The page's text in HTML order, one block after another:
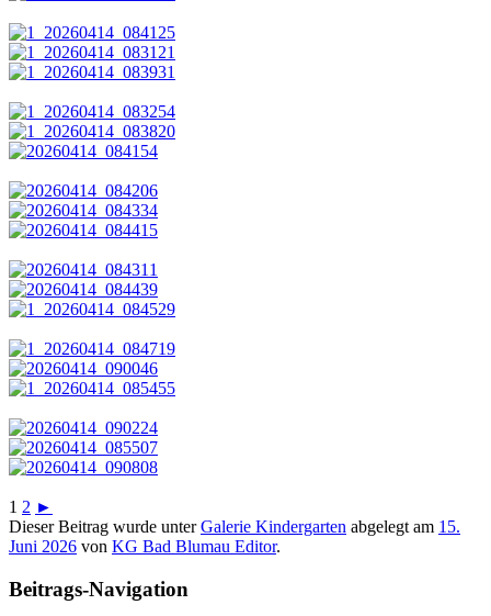
1 2 ►
Dieser Beitrag wurde unterGalerie Kindergarten abgelegt am 15.
Juni 2026 von KG Bad Blumau Editor.
Beitrags-Navigation